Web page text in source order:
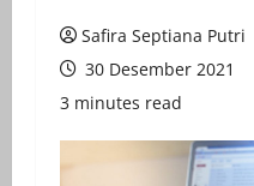
Safira Septiana Putri
30 Desember 2021
3 minutes read